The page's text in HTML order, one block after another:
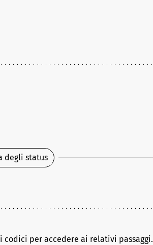
degli status
per accedere ai relativi passaggi.